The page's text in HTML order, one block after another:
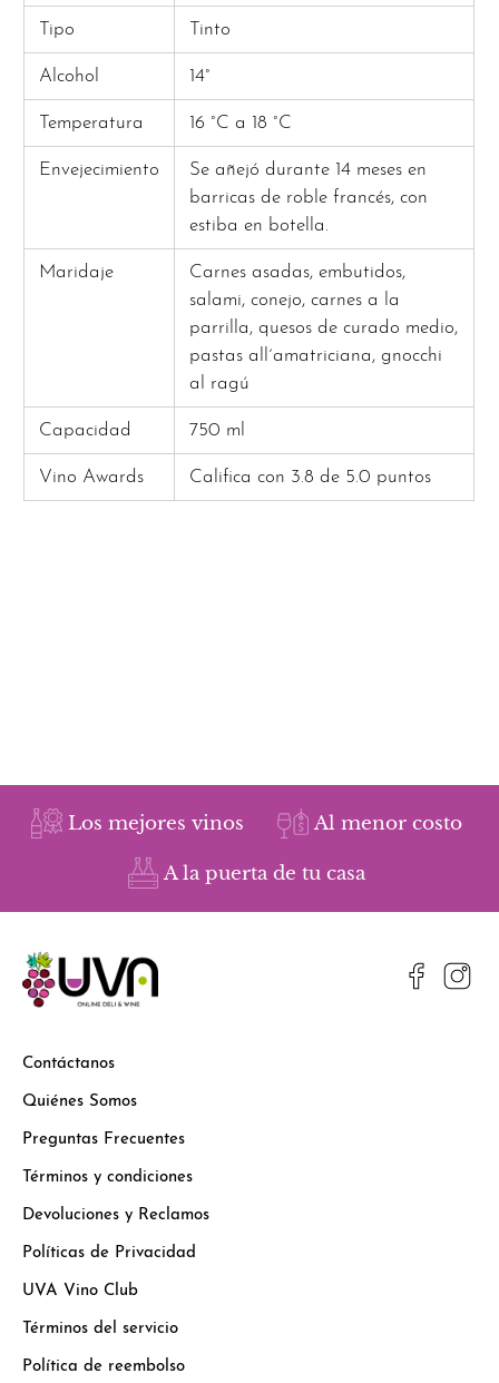
Tipo Tinto
Alcohol 14°
Temperatura 16 °C a 18 °C
Envejecimiento
Se añejó durante 14 meses en
barricas de roble francés, con
estiba en botella.
Maridaje
Carnes asadas, embutidos,
salami, conejo, carnes a la
parrilla, quesos de curado medio,
pastas all´amatriciana, gnocchi
al ragú
Capacidad 750 ml
Vino Awards Califica con 3.8 de 5.0 puntos
Los mejores vinos Al menor costo
A la puerta de tu casa
Contáctanos
Quiénes Somos
Preguntas Frecuentes
Términos y condiciones
Devoluciones y Reclamos
Políticas de Privacidad
UVA Vino Club
Términos del servicio
Política de reembolso